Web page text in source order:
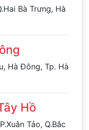
Bà Trưng, Hà
Hà Đông, Tp. Hà
Hồ
Tảo, Q.Bắc